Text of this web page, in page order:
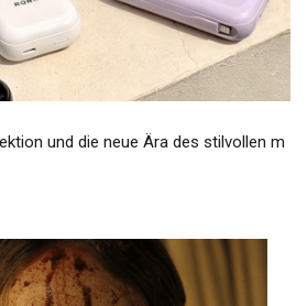
und die neue Ära des stilvollen m